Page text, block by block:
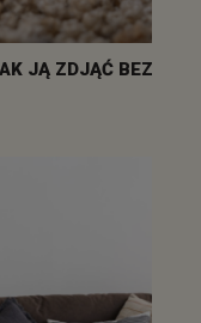
JĄ ZDJĄĆ BEZ